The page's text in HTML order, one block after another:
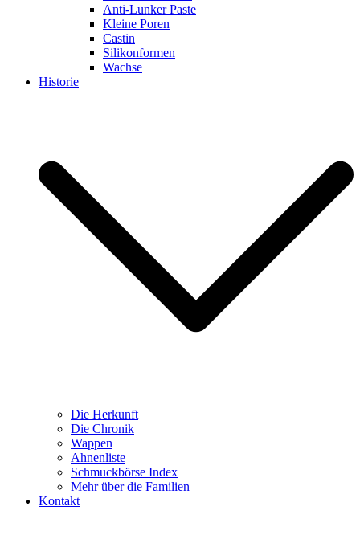
Anti-Lunker Paste
Kleine Poren
Castin
Silikonformen
Wachse
Historie
Die Herkunft
Die Chronik
Wappen
Ahnenliste
Schmuckbörse Index
Mehr über die Familien
Kontakt